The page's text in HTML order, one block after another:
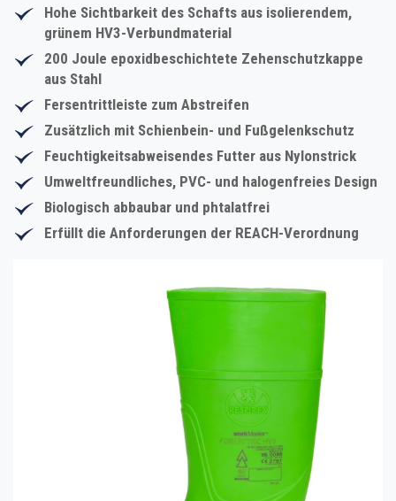
Hohe Sichtbarkeit des Schafts aus isolierendem,
grünem HV3-Verbundmaterial
200 Joule epoxidbeschichtete Zehenschutzkappe
aus Stahl
Fersentrittleiste zum Abstreifen
Zusätzlich mit Schienbein- und Fußgelenkschutz
Feuchtigkeitsabweisendes Futter aus Nylonstrick
Umweltfreundliches, PVC- und halogenfreies Design
Biologisch abbaubar und phtalatfrei
Erfüllt die Anforderungen der REACH-Verordnung